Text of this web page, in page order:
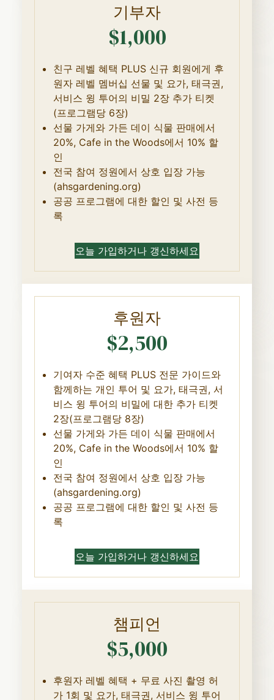
기부자
$1,000
친구 레벨 혜택 PLUS 신규 회원에게 후
원자 레벨 멤버십 선물 및 요가, 태극권,
서비스 윙 투어의 비밀 2장 추가 티켓
(프로그램당 6장)
선물 가게와 가든 데이 식물 판매에서
20%, Cafe in the Woods에서 10% 할
인
전국 참여 정원에서 상호 입장 가능
(ahsgardening.org)
공공 프로그램에 대한 할인 및 사전 등
록
오늘 가입하거나 갱신하세요
후원자
$2,500
기여자 수준 혜택 PLUS 전문 가이드와
함께하는 개인 투어 및 요가, 태극권, 서
비스 윙 투어의 비밀에 대한 추가 티켓
2장(프로그램당 8장)
선물 가게와 가든 데이 식물 판매에서
20%, Cafe in the Woods에서 10% 할
인
전국 참여 정원에서 상호 입장 가능
(ahsgardening.org)
공공 프로그램에 대한 할인 및 사전 등
록
오늘 가입하거나 갱신하세요
챔피언
$5,000
후원자 레벨 혜택 + 무료 사진 촬영 허
가 1회 및 요가, 태극권, 서비스 윙 투어